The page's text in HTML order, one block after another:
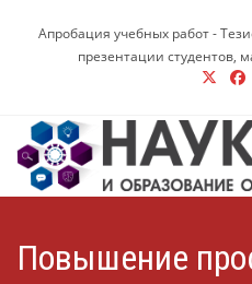
содержимому
Апробация учебных работ -
презентации студентов,
Повышение